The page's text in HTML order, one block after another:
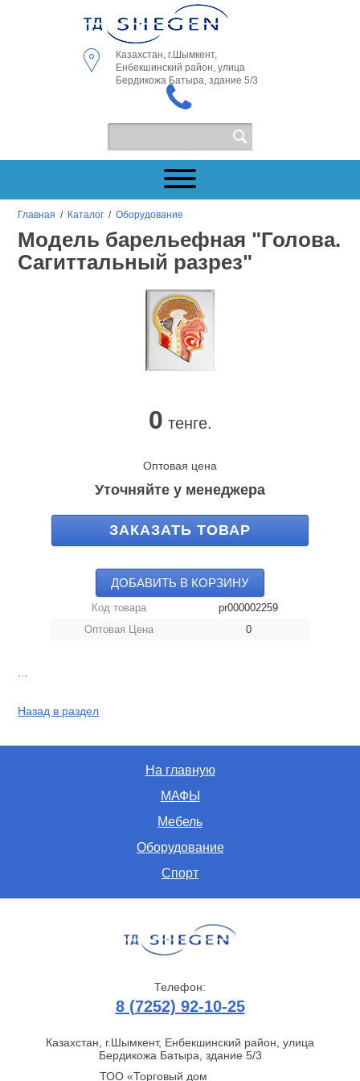
Казахстан, г.Шымкент,
Енбекшинский район, улица
Бердикожа Батыра, здание 5/3
Главная / Каталог /Оборудование
Модель барельефная "Голова.
Сагиттальный разрез"
0 тенге.
Оптовая цена
Уточняйте у менеджера
ЗАКАЗАТЬ ТОВАР
ДОБАВИТЬ В КОРЗИНУ
Код товара
pr000002259
Оптовая Цена
0
Назад в раздел
На главную
МАФЫ
Мебель
Оборудование
Спорт
ТОО «Торговый дом
Казахстан, г.Шымкент, Енбекшинский район, улица
Бердикожа Батыра, здание 5/3
Телефон:
8 (7252) 92-10-25